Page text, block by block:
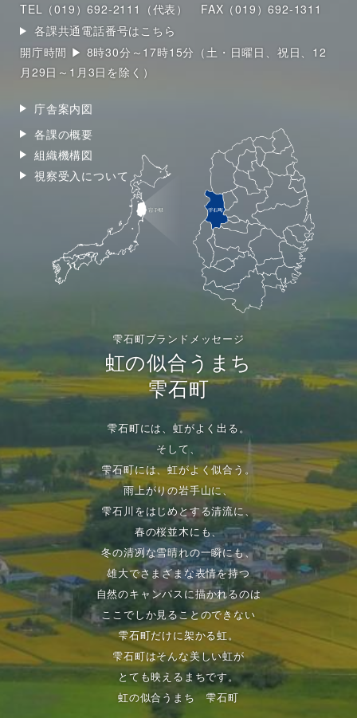
TEL（019）692-2111（代表）
FAX（019）692-1311
各課共通電話番号はこちら
開庁時間 ▶ 8時30分～17時15分（土・日曜日、祝日、12
月29日～1月3日を除く）
庁舎案内図
各課の概要
組織機構図
視察受入について
雫石町ブランドメッセージ
虹の似合うまち
雫石町
雫石町には、虹がよく出る。
そして、
雫石町には、虹がよく似合う。
雨上がりの岩手山に、
雫石川をはじめとする清流に、
春の桜並木にも、
冬の清冽な雪晴れの一瞬にも、
雄大でさまざまな表情を持つ
自然のキャンパスに描かれるのは
ここでしか見ることのできない
雫石町だけに架かる虹。
雫石町はそんな美しい虹が
とても映えるまちです。
虹の似合うまち 雫石町